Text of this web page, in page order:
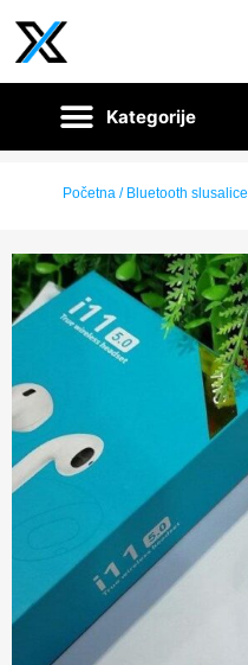
Početna/ Bluetooth